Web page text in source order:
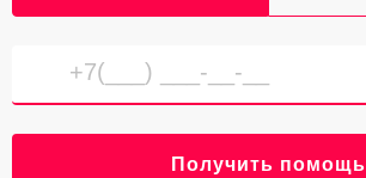
Получить помощь